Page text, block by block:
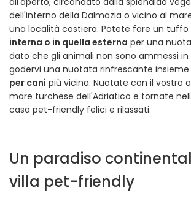
dell'interno della Dalmazia o vicino al
una località costiera. Potete fare un tuffo
interna o in quella esterna per una
dato che gli animali non sono ammessi
godervi una nuotata rinfrescante insieme
per cani più vicina. Nuotate con il vostro
mare turchese dell'Adriatico e tornate
casa pet-friendly felici e rilassati.
Un paradiso
villa pet-friendly